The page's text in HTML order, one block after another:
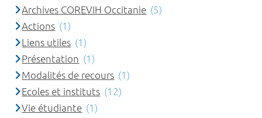
Archives COREVIH Occitanie (5)
Actions (1)
Liens utiles (1)
Présentation (1)
Modalités de recours (1)
Ecoles et instituts (12)
Vie étudiante (1)